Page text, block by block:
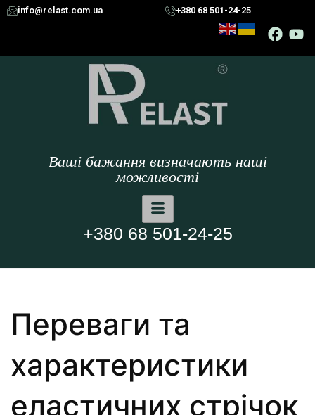
info@relast.com.ua +380 68 501-24-25
Ваші бажання визначають наші
можливості
+380 68 501-24-25
Переваги та
характеристики
еластичних стрічок